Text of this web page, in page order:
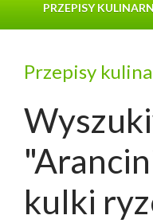
PRZEPISY
Przepisy
kulki